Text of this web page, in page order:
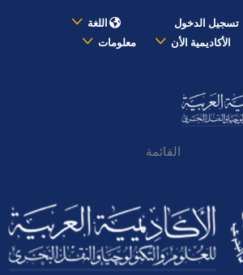
تسجيل الدخول
اللغة
الأكاديمية الأن معلومات
القائمة